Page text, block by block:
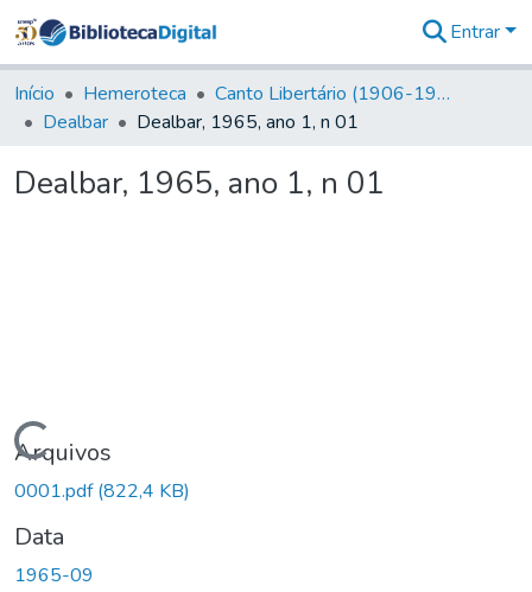
&
Coleções
Tudo na
Digital
Entrar
Início Hemeroteca
Canto Libertário (1906-1995)
Dealbar
Dealbar, 1965, ano 1, n 01
Dealbar, 1965, ano 1, n 01
Carregando...
Arquivos
0001.pdf(822,4 KB)
Data
1965-09